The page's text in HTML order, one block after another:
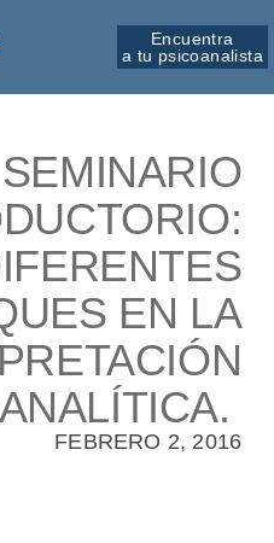
Encuentra
a tu psicoanalista
SEMINARIO
EN LA
FEBRERO 2, 2016